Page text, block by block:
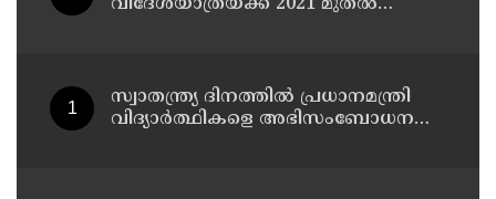
സ്വാതന്ത്ര്യ ദിനത്തില്‍ പ്രധാനമന്ത്രി
വിദ്യാര്‍ത്ഥികളെ അഭിസംബോധന